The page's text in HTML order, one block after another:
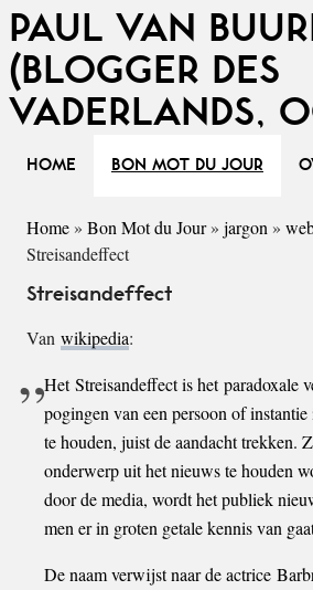
PAUL VAN
(BLOGGER DES
VADERLANDS,
HOME BON MOT DU JOUR
Home » Bon Mot du Jour» jargon »
Streisandeffect
Streisandeffect
Van wikipedia:
Het Streisandeffect is het paradoxale
pogingen van een persoon of instantie
te houden, juist de aandacht trekken.
onderwerp uit het nieuws te houden
door de media, wordt het publiek
men er in groten getale kennis van
De naam verwijst naar de actrice